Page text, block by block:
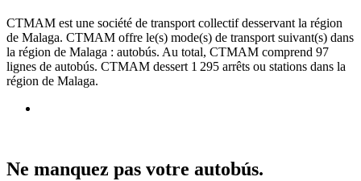
CTMAM est une société de transport collectif desservant la région
de Malaga. CTMAM offre le(s) mode(s) de transport suivant(s) dans
la région de Malaga : autobús. Au total, CTMAM comprend 97
lignes de autobús. CTMAM dessert 1 295 arrêts ou stations dans la
région de Malaga.
Ne manquez pas votre autobús.